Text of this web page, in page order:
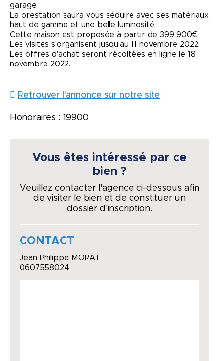
garage
La prestation saura vous séduire avec ses matériaux
haut de gamme et une belle luminosité
Cette maison est proposée à partir de 399 900€.
Les visites s'organisent jusqu'au 11 novembre 2022.
Les offres d'achat seront récoltées en ligne le 18
novembre 2022.
Retrouver l'annonce sur notre site
Honoraires : 19900
Vous êtes intéressé par ce
bien ?
Veuillez contacter l'agence ci-dessous afin
de visiter le bien et de constituer un
dossier d'inscription.
CONTACT
Jean Philippe MORAT
0607558024